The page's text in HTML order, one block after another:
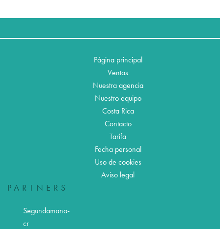
Página principal
Ventas
Nuestra agencia
Nuestro equipo
Costa Rica
Contacto
Tarifa
Fecha personal
Uso de cookies
Aviso legal
PARTNERS
Segundamano-
cr